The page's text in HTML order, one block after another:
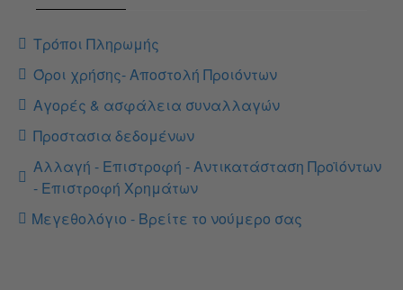
Τρόποι Πληρωμής
Όροι χρήσης- Αποστολή Προιόντων
Αγορές & ασφάλεια συναλλαγών
Προστασια δεδομένων
Αλλαγή - Επιστροφή - Αντικατάσταση Προϊόντων
- Επιστροφή Χρημάτων
Μεγεθολόγιο - Βρείτε το νούμερο σας